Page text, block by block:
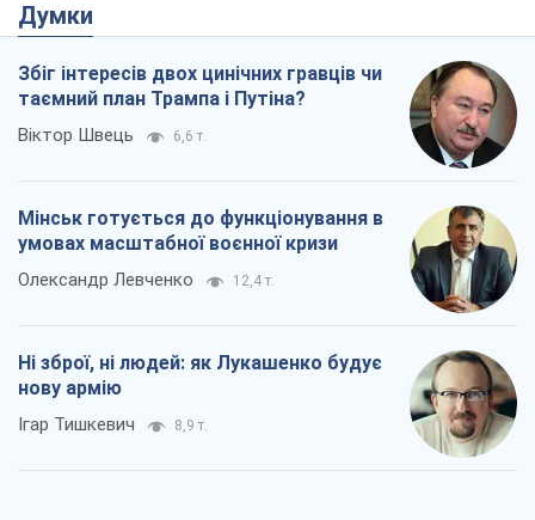
Думки
Збіг інтересів двох цинічних гравців чи
таємний план Трампа і Путіна?
Віктор Швець 6,6 т.
Мінськ готується до функціонування в
умовах масштабної воєнної кризи
Олександр Левченко 12,4 т.
Ні зброї, ні людей: як Лукашенко будує
нову армію
Ігар Тишкевич 8,9 т.